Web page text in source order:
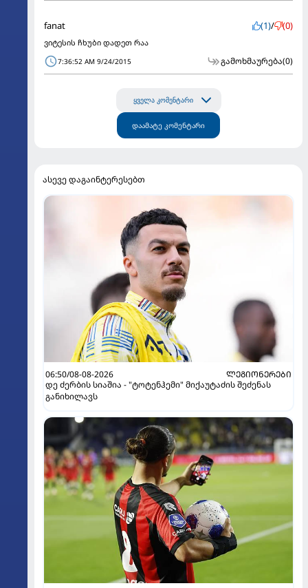
fanat (1)/ (0)
ვიტესის ჩხუბი დადეთ რაა
7:36:52 AM 9/24/2015 გამოხმაურება(0)
ყველა კომენტარი
დაამატე კომენტარი
ასევე დაგაინტერესებთ
06:50/08-08-2026
ᲚᲔᲒᲘᲝᲜᲔᲠᲔᲑᲘ
დე ძერბის სიაშია - "ტოტენჰემი" მიქაუტაძის შეძენას
განიხილავს